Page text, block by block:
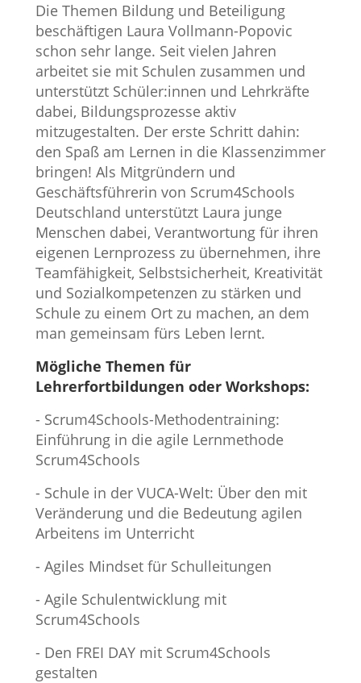
Die Themen Bildung und Beteiligung
beschäftigen Laura Vollmann-Popovic
schon sehr lange. Seit vielen Jahren
arbeitet sie mit Schulen zusammen und
unterstützt Schüler:innen und Lehrkräfte
dabei, Bildungsprozesse aktiv
mitzugestalten. Der erste Schritt dahin:
den Spaß am Lernen in die Klassenzimmer
bringen! Als Mitgründern und
Geschäftsführerin von Scrum4Schools
Deutschland unterstützt Laura junge
Menschen dabei, Verantwortung für ihren
eigenen Lernprozess zu übernehmen, ihre
Teamfähigkeit, Selbstsicherheit, Kreativität
und Sozialkompetenzen zu stärken und
Schule zu einem Ort zu machen, an dem
man gemeinsam fürs Leben lernt.
Mögliche Themen für
Lehrerfortbildungen oder Workshops:
- Scrum4Schools-Methodentraining:
Einführung in die agile Lernmethode
Scrum4Schools
- Schule in der VUCA-Welt: Über den mit
Veränderung und die Bedeutung agilen
Arbeitens im Unterricht
- Agiles Mindset für Schulleitungen
- Agile Schulentwicklung mit
Scrum4Schools
- Den FREI DAY mit Scrum4Schools
gestalten